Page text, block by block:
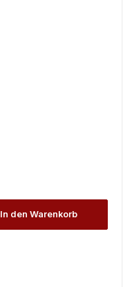
In den Warenkorb